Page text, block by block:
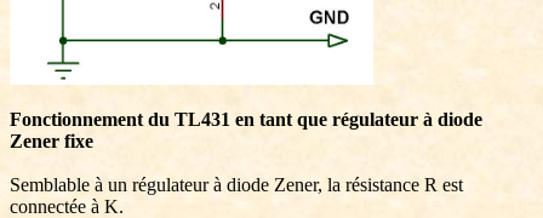
Fonctionnement du TL431 en tant que régulateur à diode
Zener fixe
Semblable à un régulateur à diode Zener, la résistance R est
connectée à K.